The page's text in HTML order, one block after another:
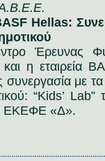
Hellas:
Έρευνας
η εταιρεία
συνεργασία με
“Kids’
ΕΚΕΦΕ «Δ».